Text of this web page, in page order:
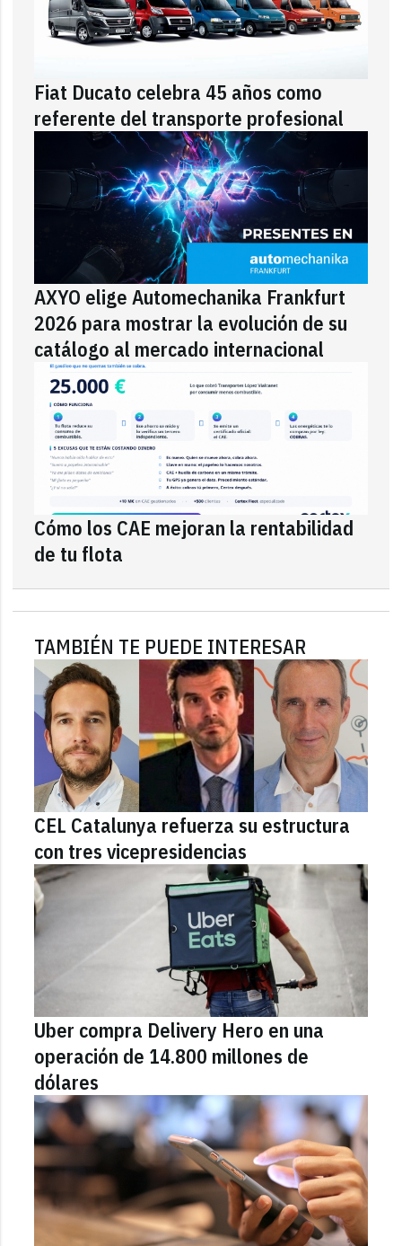
Fiat Ducato celebra 45 años como
referente del transporte profesional
AXYO elige Automechanika Frankfurt
2026 para mostrar la evolución de su
catálogo al mercado internacional
Cómo los CAE mejoran la rentabilidad
de tu flota
TAMBIÉN TE PUEDE INTERESAR
CEL Catalunya refuerza su estructura
con tres vicepresidencias
Uber compra Delivery Hero en una
operación de 14.800 millones de
dólares